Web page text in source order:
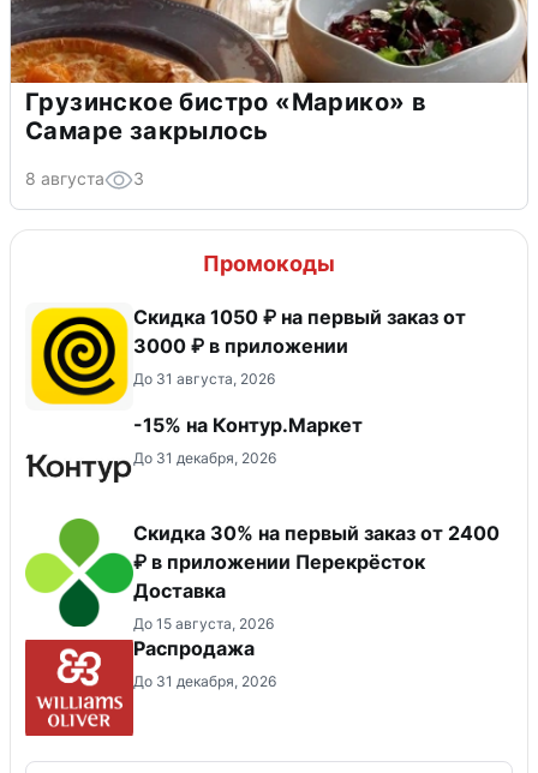
Грузинское бистро «Марико» в
Самаре закрылось
8 августа 3
Промокоды
Скидка 1050 ₽ на первый заказ от
3000 ₽ в приложении
До 31 августа, 2026
-15% на Контур.Маркет
До 31 декабря, 2026
Скидка 30% на первый заказ от 2400
₽ в приложении Перекрёсток
Доставка
До 15 августа, 2026
Распродажа
До 31 декабря, 2026